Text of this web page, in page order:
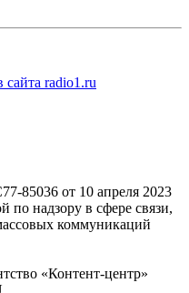
radio1.ru
85036 от 10 апреля 2023
по надзору в сфере связи,
коммуникаций
«Контент-центр»